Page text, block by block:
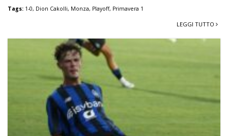
Tags: 1-0, Dion Cakolli, Monza, Playoff, Primavera 1
LEGGI TUTTO